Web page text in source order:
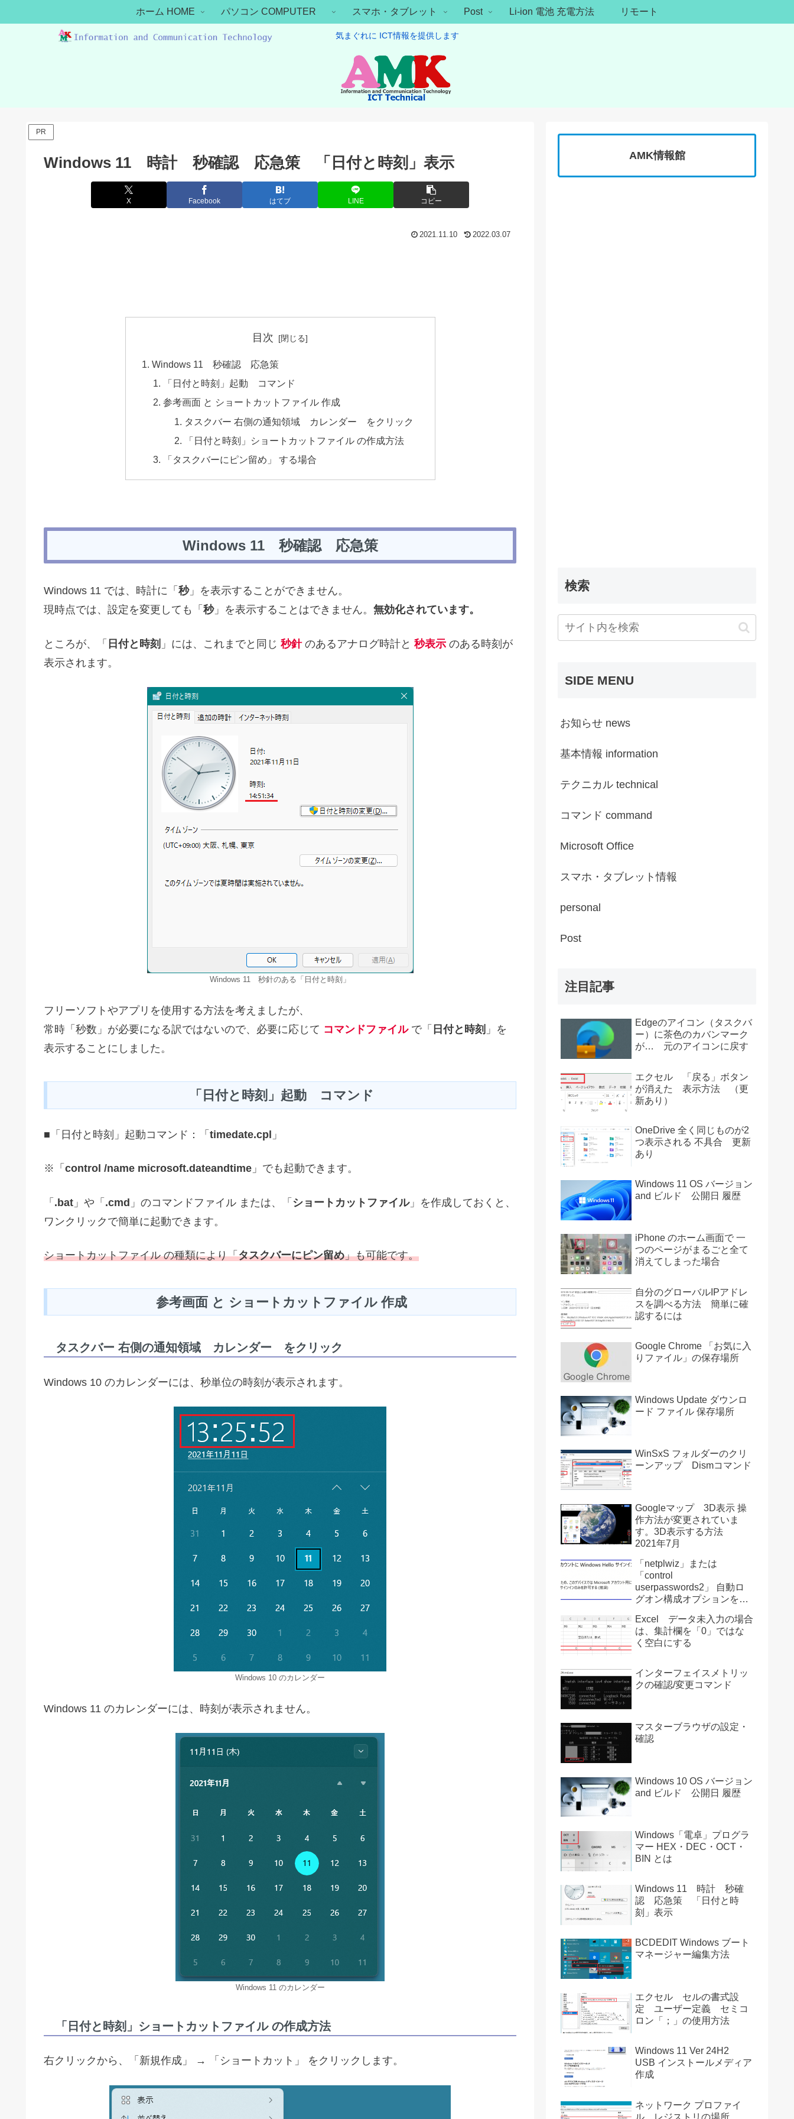
気まぐれに ICT情報を提供します
ホーム HOME パソコン COMPUTER スマホ・タブレット Post Li-ion 電池 充電方法 リモート
PR
Windows 11 時計 秒確認 応急策 「日付と時刻」表示
X Facebook はてブ LINE コピー
2021.11.10 2022.03.07
目次
Windows 11 秒確認 応急策
「日付と時刻」起動 コマンド
参考画面 と ショートカットファイル 作成
タスクバー 右側の通知領域 カレンダー をクリック
「日付と時刻」ショートカットファイル の作成方法
「タスクバーにピン留め」 する場合
Windows 11 秒確認 応急策
Windows 11 では、時計に「 秒」を表示することができません。
現時点では、設定を変更しても「 秒」を表示することはできません。 無効化されています。
ところが、「 日付と時刻 」には、これまでと同じ 秒針のあるアナログ時計と 秒表示 のある時刻が
表示されます。
Windows 11 秒針のある「日付と時刻」
フリーソフトやアプリを使用する方法を考えましたが、
常時「秒数」が必要になる訳ではないので、必要に応じて コマンドファイルで「 日付と時刻 」を
表示することにしました。
「日付と時刻」起動 コマンド
■「日付と時刻」起動コマンド：「 timedate.cpl 」
※「 control /name microsoft.dateandtime 」でも起動できます。
「 .bat 」や「 .cmd 」のコマンドファイル または、「 ショートカットファイル」を作成しておくと、
ワンクリックで簡単に起動できます。
ショートカットファイル の種類により「タスクバーにピン留め」も可能です。
参考画面 と ショートカットファイル 作成
タスクバー 右側の通知領域 カレンダー をクリック
Windows 10 のカレンダーには、秒単位の時刻が表示されます。
Windows 10 のカレンダー
Windows 11 のカレンダーには、時刻が表示されません。
Windows 11 のカレンダー
「日付と時刻」ショートカットファイル の作成方法
右クリックから、「新規作成」 → 「ショートカット」 をクリックします。
AMK情報館
検索
SIDE MENU
お知らせ news
基本情報 information
テクニカル technical
コマンド command
Microsoft Office
スマホ・タブレット情報
personal
Post
注目記事
Edgeのアイコン（タスクバ
ー）に茶色のカバンマーク
が… 元のアイコンに戻す
エクセル 「戻る」ボタン
が消えた 表示方法 （更
新あり）
OneDrive 全く同じものが2
つ表示される 不具合 更新
あり
Windows 11 OS バージョン
and ビルド 公開日 履歴
iPhone のホーム画面で 一
つのページがまるごと全て
消えてしまった場合
自分のグローバルIPアドレ
スを調べる方法 簡単に確
認するには
Google Chrome 「お気に入
りファイル」の保存場所
Windows Update ダウンロ
ード ファイル 保存場所
WinSxS フォルダーのクリ
ーンアップ Dismコマンド
Googleマップ 3D表示 操
作方法が変更されていま
す。3D表示する方法
2021年7月
「netplwiz」または
「control
userpasswords2」 自動ロ
グオン構成オプションを復
Excel データ未入力の場合
は、集計欄を「0」ではな
く空白にする
インターフェイスメトリッ
クの確認/変更コマンド
マスターブラウザの設定・
確認
Windows 10 OS バージョン
and ビルド 公開日 履歴
Windows「電卓」プログラ
マー HEX・DEC・OCT・
BIN とは
Windows 11 時計 秒確
認 応急策 「日付と時
刻」表示
BCDEDIT Windows ブート
マネージャー編集方法
エクセル セルの書式設
定 ユーザー定義 セミコ
ロン「；」の使用方法
Windows 11 Ver 24H2
USB インストールメディア
作成
ネットワーク プロファイ
ル レジストリの場所